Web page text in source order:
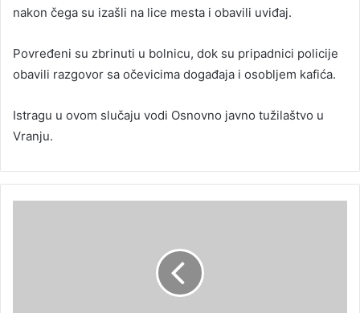
nakon čega su izašli na lice mesta i obavili uviđaj.
Povređeni su zbrinuti u bolnicu, dok su pripadnici policije
obavili razgovor sa očevicima događaja i osobljem kafića.
Istragu u ovom slučaju vodi Osnovno javno tužilaštvo u
Vranju.